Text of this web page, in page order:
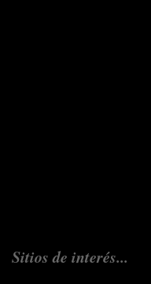
Sitios de interés...